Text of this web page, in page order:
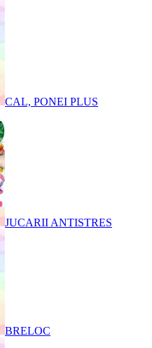
CAL, PONEI PLUS
JUCARII ANTISTRES
BRELOC